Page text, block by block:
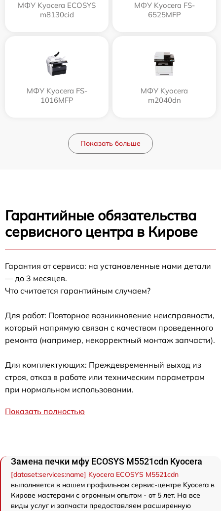
МФУ Kyocera ECOSYS
m8130cid
МФУ Kyocera FS-
6525MFP
МФУ Kyocera FS-
1016MFP
МФУ Kyocera
m2040dn
Показать больше
Гарантийные обязательства
сервисного центра в Кирове
Гарантия от сервиса: на установленные нами детали
— до 3 месяцев.
Что считается гарантийным случаем?
Для работ: Повторное возникновение неисправности,
который напрямую связан с качеством проведенного
ремонта (например, некорректный монтаж запчасти).
Для комплектующих: Преждевременный выход из
строя, отказ в работе или техническим параметрам
при нормальном использовании.
Показать полностью
Замена печки мфу ECOSYS M5521cdn Kyocera
[dataset:services:name] Kyocera ECOSYS M5521cdn
выполняется в нашем профильном сервис-центре Kyocera в
Кирове мастерами с огромным опытом - от 5 лет. На все
виды услуг и запчасти предоставляем расширенную